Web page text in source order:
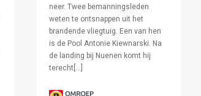
neer. Twee bemanningsleden
weten te ontsnappen uit het
brandende vliegtuig. Een van hen
is de Pool Antonie Kiewnarski. Na
de landing bij Nuenen komt hij
terecht[…]